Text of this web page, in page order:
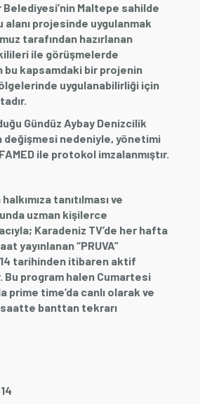
Maltepe sahilde
alanı projesinde uygulanmak
tarafından hazırlanan
ile görüşmelerde
bu kapsamdaki bir projenin
uygulanabilirliği için
Gündüz Aybay Denizcilik
değişmesi nedeniyle, yönetimi
ile protokol imzalanmıştır.
tanıtılması ve
uzman kişilerce
Karadeniz TV’de her hafta
yayınlanan “PRUVA”
tarihinden itibaren aktif
Bu program halen Cumartesi
prime time’da canlı olarak ve
saatte banttan tekrarı